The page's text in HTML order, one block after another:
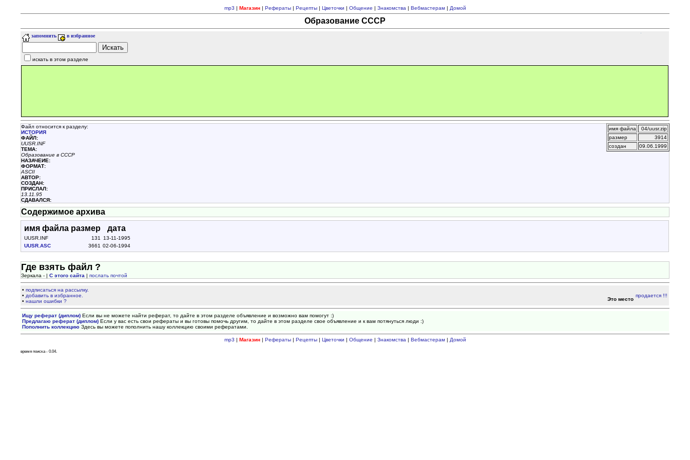
mp3 | Магазин| Рефераты| Рецепты| Цветочки | Общение | Знакомства | Вебмастерам| Домой
Образование СССР
запомнить в избранное
искать в этом разделе
имя файла
04/uusr.zip
размер
3914
создан
09.06.1999
Файл относится к разделу:
ИСТОРИЯ
ФАЙЛ:
UUSR.INF
ТЕМА:
Образование в CCСР
НАЗАЧЕИЕ:
ФОРМАТ:
ASCII
АВТОР:
СОЗДАН:
ПРИСЛАЛ:
13.11.95
СДАВАЛСЯ:
Содержимое архива
имя файла размер дата
UUSR.INF 131 13-11-1995
UUSR.ASC
3661 02-06-1994
Где взять файл ?
Зеркала - |С этого сайта |послать почтой
•подписаться на рассылку.
• добавить в избранное.
•нашли ошибки ? Это место
Ищу реферат (диплом) Если вы не можете найти реферат, то дайте в этом разделе объявление и возможно вам помогут :)
Предлагаю реферат (диплом) Если у вас есть свои рефераты и вы готовы помочь другим, то дайте в этом разделе свое объявление и к вам потянуться люди :)
Пополнить коллекцию Здесь вы можете пополнить нашу коллекцию своими рефератами.
mp3 | Магазин| Рефераты| Рецепты| Цветочки | Общение | Знакомства | Вебмастерам| Домой
время поиска - 0.04.